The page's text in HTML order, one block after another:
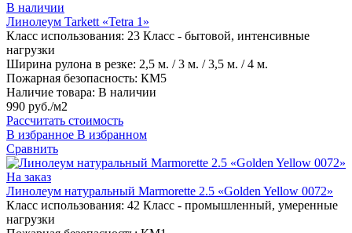
В наличии
Линолеум Tarkett «Tetra 1»
Класс использования: 23 Класс - бытовой, интенсивные
нагрузки
Ширина рулона в резке: 2,5 м. / 3 м. / 3,5 м. / 4 м.
Пожарная безопасность: КМ5
Наличие товара: В наличии
990 руб./м2
Рассчитать стоимость
В избранное В избранном
Сравнить
На заказ
Линолеум натуральный Marmorette 2.5 «Golden Yellow 0072»
Класс использования: 42 Класс - промышленный, умеренные
нагрузки